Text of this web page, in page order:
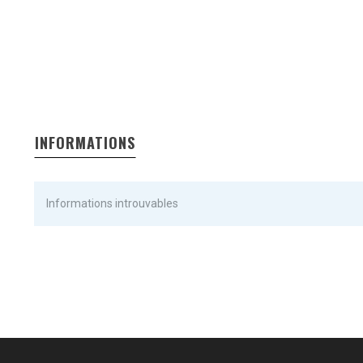
INFORMATIONS
Informations introuvables